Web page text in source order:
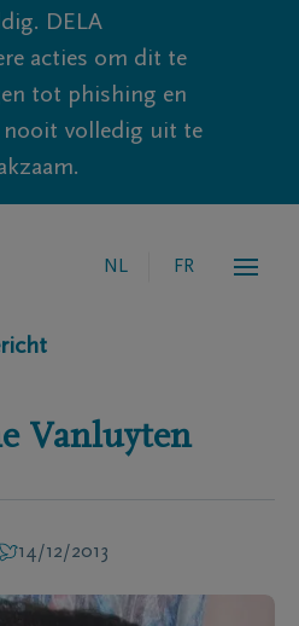
DELA
acties om dit te
tot phishing en
nooit volledig uit te
NL FR
Vanluyten
14/12/2013